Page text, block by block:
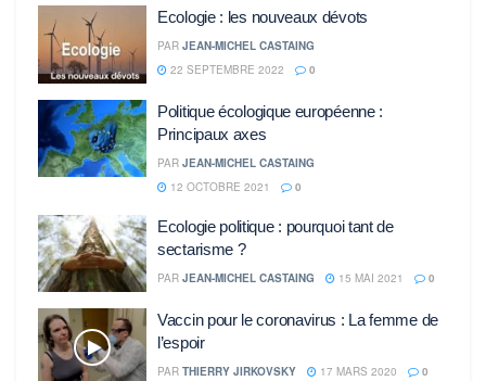
Ecologie : les nouveaux dévots
PAR JEAN-MICHEL CASTAING
22 SEPTEMBRE 2022
0
Politique écologique européenne :
Principaux axes
PAR JEAN-MICHEL CASTAING
12 OCTOBRE 2021
0
Ecologie politique : pourquoi tant de
sectarisme ?
PAR JEAN-MICHEL CASTAING 15 MAI 2021 0
Vaccin pour le coronavirus : La femme de
l’espoir
PAR THIERRY JIRKOVSKY 17 MARS 2020 0